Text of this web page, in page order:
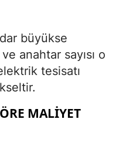
büyükse
anahtar sayısı o
tesisatı
MALIYET